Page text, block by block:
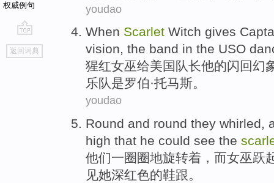
权威例句
go
top
返回词典
youdao
When Scarlet Witch gives
vision, the band in the USO
猩红女巫给美国 队长他的闪回幻
乐队是罗伯·托马斯。
youdao
Round and round they whirled,
high that he could see the
他们一圈圈地旋转着 ， 而女巫跃
见她深红色的鞋跟。